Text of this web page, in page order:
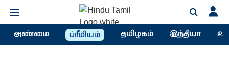
அண்மை ப்ரீமியம் தமிழகம் இந்தியா